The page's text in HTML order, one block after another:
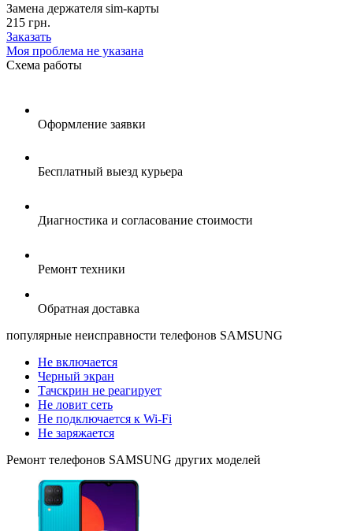
Замена держателя sim-карты
215 грн.
Заказать
Моя проблема не указана
Схема работы
Оформление заявки
Бесплатный выезд курьера
Диагностика и согласование стоимости
Ремонт техники
Обратная доставка
популярные неисправности телефонов SAMSUNG
Не включается
Черный экран
Тачскрин не реагирует
Не ловит сеть
Не подключается к Wi-Fi
Не заряжается
Ремонт телефонов SAMSUNG других моделей